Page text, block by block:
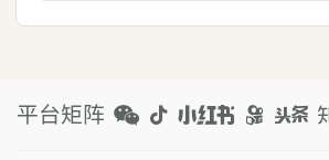
平台矩阵